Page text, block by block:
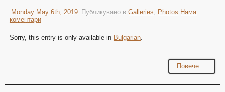
Monday May 6th, 2019 Публикувано в Galleries Photos Няма
коментари
Sorry, this entry is only available in Bulgarian.
Повече ...